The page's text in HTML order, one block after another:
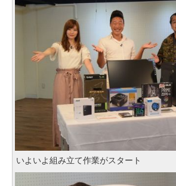
いよいよ組み立て作業がスタート